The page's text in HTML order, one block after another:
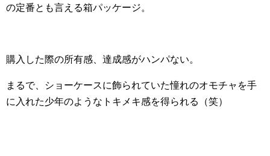
の定番とも言える箱パッケージ。
購入した際の所有感、達成感がハンパない。
まるで、ショーケースに飾られていた憧れのオモチャを手
に入れた少年のようなトキメキ感を得られる（笑）